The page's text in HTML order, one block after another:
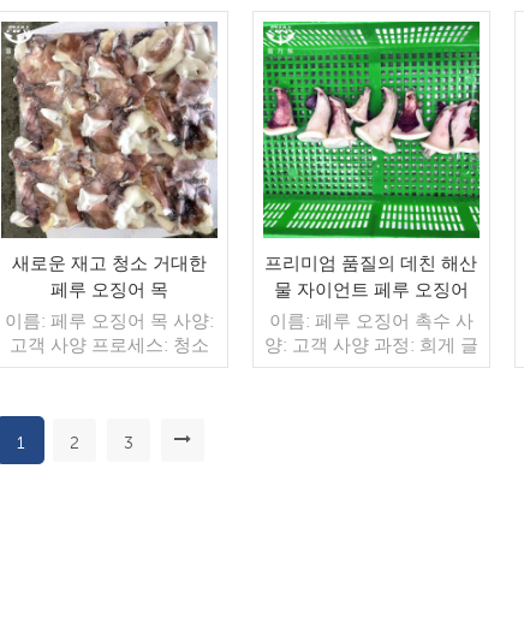
포장: 1kg / 가방, 10kg / 짠
가방 (맞춤형) 판매 모델: 도
매/수출 최소. 주문: 20피트
컨테이너 / 40피트 컨테이
너 지불: 보자마자 TT / С확
인된 취소 불가능한 LC 배
송: 입금 확인 후 20일 이내
원산지: 중국 브랜드: 푸 왕
행
더 읽기
1kg / 가방, 10kg / 짠 가방
(맞춤형) 판매 모델: 도매/
수출 min. 주문: 20피트 컨
테이너 / 40피트 컨테이너
지불: 보자마자 TT / С확인
된 취소 불가능한 LC 배송:
입금 확인 후 20일 이내 원
산지: 중국 브랜드: 푸 왕 행
더 읽기
새로운 재고 청소 거대한
페루 오징어 목
이름: 페루 오징어 목 사양:
고객 사양 프로세스: 청소
유약: BQF 40%(맞춤형) 포
가방 (맞춤형) 판매 모델: 도
매/수출 최소. 주문: 20피트
컨테이너 / 40피트 컨테이
프리미엄 품질의 데친 해산
물 자이언트 페루 오징어
꼬리
이름: 페루 오징어 촉수 사
양: 고객 사양 과정: 희게 글
레이징: IQF 40%(맞춤형)
1 2 3